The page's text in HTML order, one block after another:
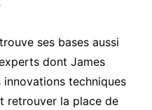
ses bases aussi
dont James
techniques
retrouver la place de